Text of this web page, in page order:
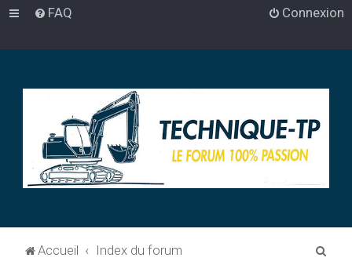
FAQ Connexion
Accueil Index du forum